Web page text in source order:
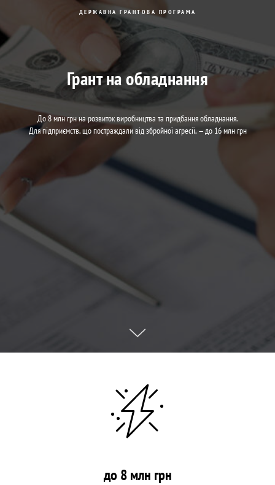
ДЕРЖАВНА ГРАНТОВА ПРОГРАМА
Грант на обладнання
До 8 млн грн на розвиток виробництва та придбання обладнання.
Для підприємств, що постраждали від збройної агресії, — до 16 млн грн
до 8 млн грн